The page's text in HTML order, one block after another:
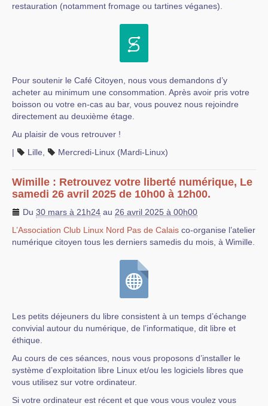
restauration (notamment fromage ou tartines véganes).
Pour soutenir le Café Citoyen, nous vous demandons d’y
acheter au minimum une consommation. Après avoir pris votre
boisson ou votre en-cas au bar, vous pouvez nous rejoindre
directement au deuxième étage.
Au plaisir de vous retrouver !
|
Lille Mercredi-Linux (Mardi-Linux)
Wimille : Retrouvez votre liberté numérique, Le
samedi 26 avril 2025 de 10h00 à 12h00.
Du 30 mars à 21h24 au 26 avril 2025 à 00h00
L’Association Club Linux Nord Pas de Calais co-organise l’atelier
numérique citoyen tous les derniers samedis du mois, à Wimille.
Les petits déjeuners du libre consistent à un temps d’échange
convivial autour du numérique, de l’informatique, dit libre et
éthique.
Au cours de ces séances, nous vous proposons d’installer le
système d’exploitation libre Linux et/ou les logiciels libres que
vous utilisez sur votre ordinateur.
Si votre ordinateur est récent et que vous vous voulez vous